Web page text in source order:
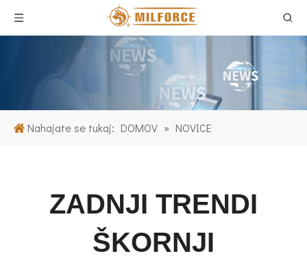
Nahajate se tukaj: DOMOV » NOVICE
ZADNJI TRENDI
ŠKORNJI